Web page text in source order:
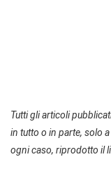
Tutti gli articoli
in tutto o in parte, solo
ogni caso, riprodotto il